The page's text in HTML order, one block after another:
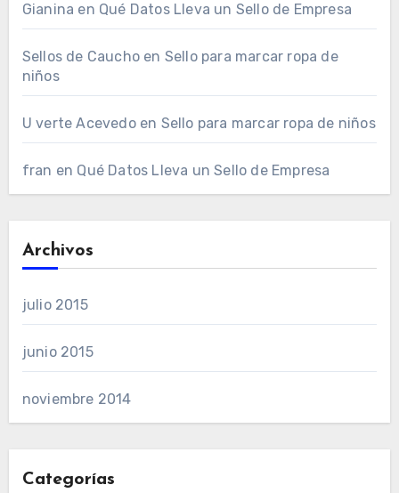
Gianina en Qué Datos Lleva un Sello de Empresa
Sellos de Cauchoen Sello para marcar ropa de
niños
U verte Acevedoen Sello para marcar ropa de niños
fran en Qué Datos Lleva un Sello de Empresa
Archivos
julio 2015
junio 2015
noviembre 2014
Categorías